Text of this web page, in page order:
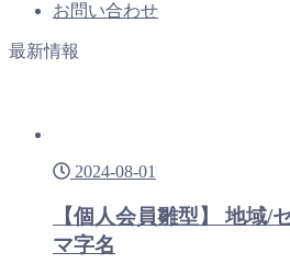
お問い合わせ
最新情報
2024-08-01
【個人会員雛型】 地域/
マ字名